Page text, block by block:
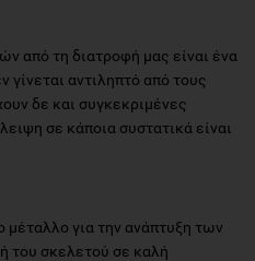
από τη διατροφή μας είναι ένα
γίνεται αντιληπτό από τους
δε και συγκεκριμένες
σε κάποια συστατικά είναι
μέταλλο για την ανάπτυξη των
του σκελετού σε καλή